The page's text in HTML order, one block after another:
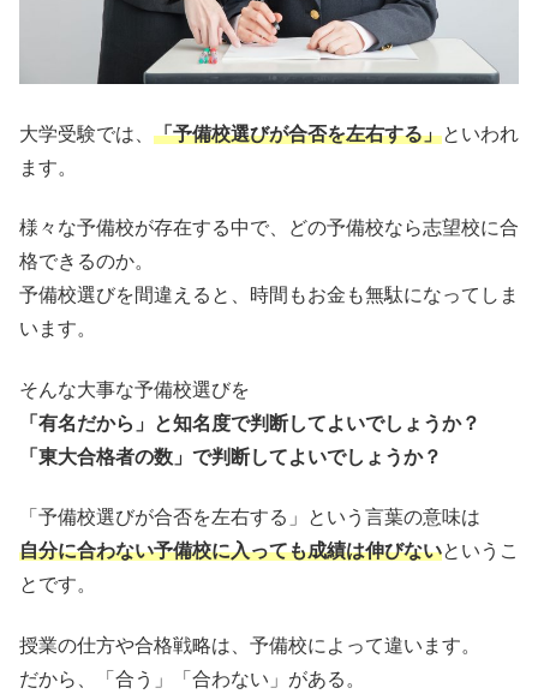
大学受験では、 「予備校選びが合否を左右する」といわれ
ます。
様々な予備校が存在する中で、どの予備校なら志望校に合
格できるのか。
予備校選びを間違えると、時間もお金も無駄になってしま
います。
そんな大事な予備校選びを
「有名だから」と知名度で判断してよいでしょうか？
「東大合格者の数」で判断してよいでしょうか？
「予備校選びが合否を左右する」という言葉の意味は
自分に合わない予備校に入っても成績は伸びないというこ
とです。
授業の仕方や合格戦略は、予備校によって違います。
だから、「合う」「合わない」がある。